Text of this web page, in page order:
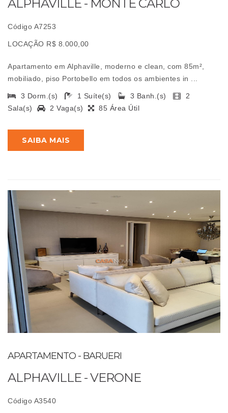
ALPHAVILLE - MONTE CARLO
Código A7253
LOCAÇÃO R$ 8.000,00
Apartamento em Alphaville, moderno e clean, com 85m²,
mobiliado, piso Portobello em todos os ambientes in ...
3 Dorm.(s) 1 Suíte(s) 3 Banh.(s)
2
Sala(s)
2 Vaga(s) 85 Área Útil
SAIBA MAIS
APARTAMENTO - BARUERI
ALPHAVILLE - VERONE
Código A3540